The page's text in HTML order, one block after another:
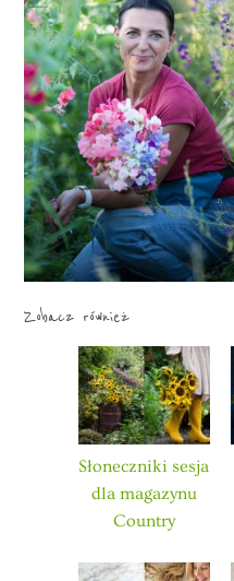
Zobacz również
Słoneczniki sesja
dla magazynu
Country